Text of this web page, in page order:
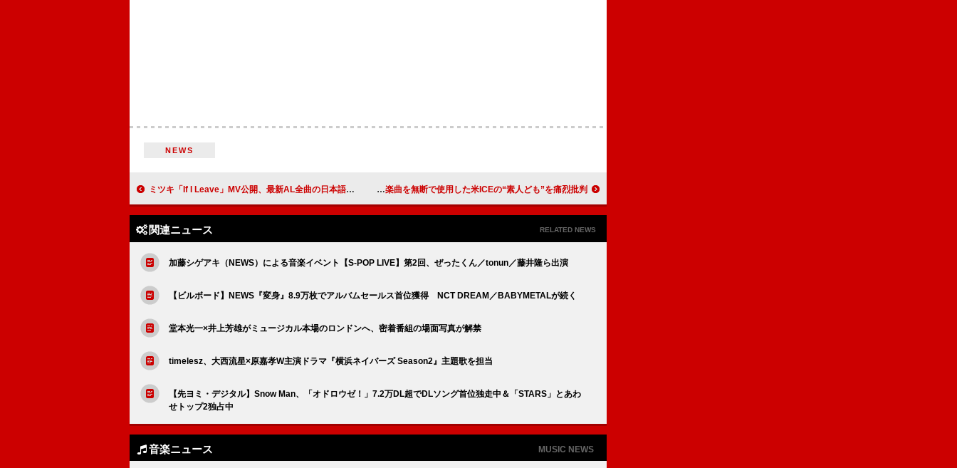
NEWS
ミツキ「If I Leave」MV公開、最新AL全曲の日本語リリック・ビデオ解禁 レディオヘッド、バンドの楽曲を無断で使用した米ICEの“素人ども”を痛烈批判
関連ニュース RELATED NEWS
加藤シゲアキ（NEWS）による音楽イベント【S-POP LIVE】第2回、ぜったくん／tonun／藤井隆ら出演
【ビルボード】NEWS『変身』8.9万枚でアルバムセールス首位獲得 NCT DREAM／BABYMETALが続く
堂本光一×井上芳雄がミュージカル本場のロンドンへ、密着番組の場面写真が解禁
timelesz、大西流星×原嘉孝W主演ドラマ『横浜ネイバーズ Season2』主題歌を担当
【先ヨミ・デジタル】Snow Man、「オドロウゼ！」7.2万DL超でDLソング首位独走中＆「STARS」とあわ
せトップ2独占中
音楽ニュース MUSIC NEWS